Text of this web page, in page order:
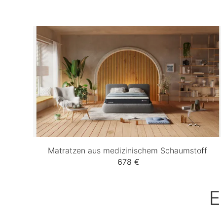
Matratzen aus medizinischem Schaumstoff
678 €